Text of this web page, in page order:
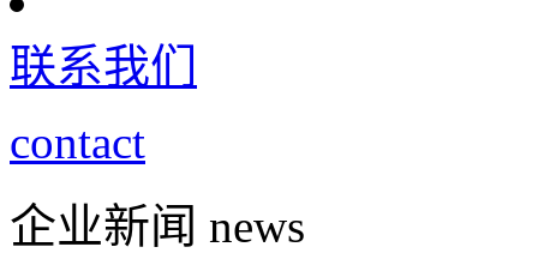
联系我们
contact
企业新闻 news